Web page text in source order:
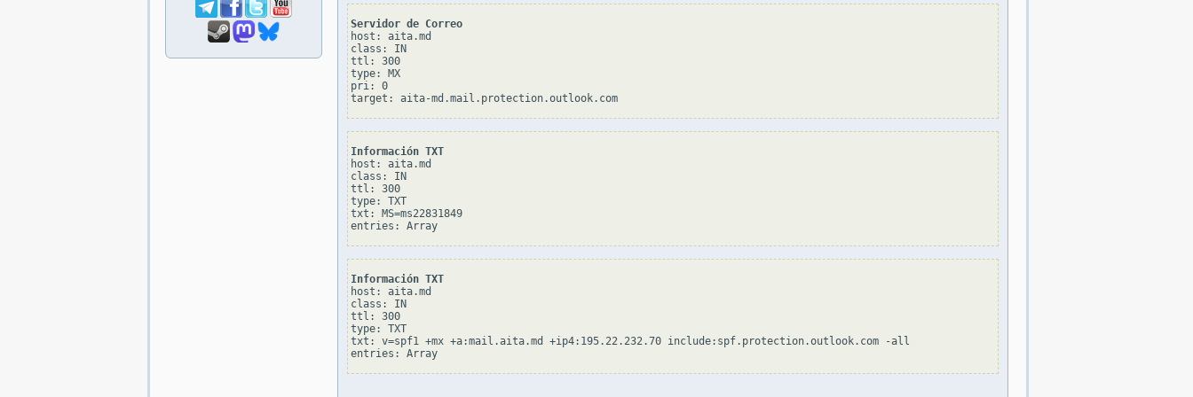
Servidor de Correo
host: aita.md
class: IN
ttl: 300
type: MX
pri: 0
target: aita-md.mail.protection.outlook.com
Información TXT
host: aita.md
class: IN
ttl: 300
type: TXT
txt: MS=ms22831849
entries: Array
Información TXT
host: aita.md
class: IN
ttl: 300
type: TXT
txt: v=spf1 +mx +a:mail.aita.md +ip4:195.22.232.70 include:spf.protection.outlook.com -all
entries: Array